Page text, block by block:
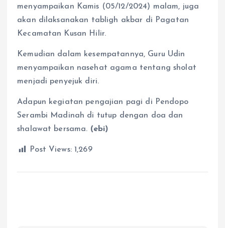
menyampaikan Kamis (05/12/2024) malam, juga
akan dilaksanakan tabligh akbar di Pagatan
Kecamatan Kusan Hilir.
Kemudian dalam kesempatannya, Guru Udin
menyampaikan nasehat agama tentang sholat
menjadi penyejuk diri.
Adapun kegiatan pengajian pagi di Pendopo
Serambi Madinah di tutup dengan doa dan
shalawat bersama. (ebi)
Post Views: 1,269